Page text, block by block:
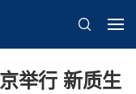
举行 新质生